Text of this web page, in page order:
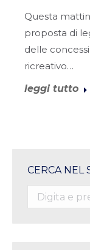
Questa
proposta di
delle
ricreativo…
leggi tutto
CERCA NEL
Search: